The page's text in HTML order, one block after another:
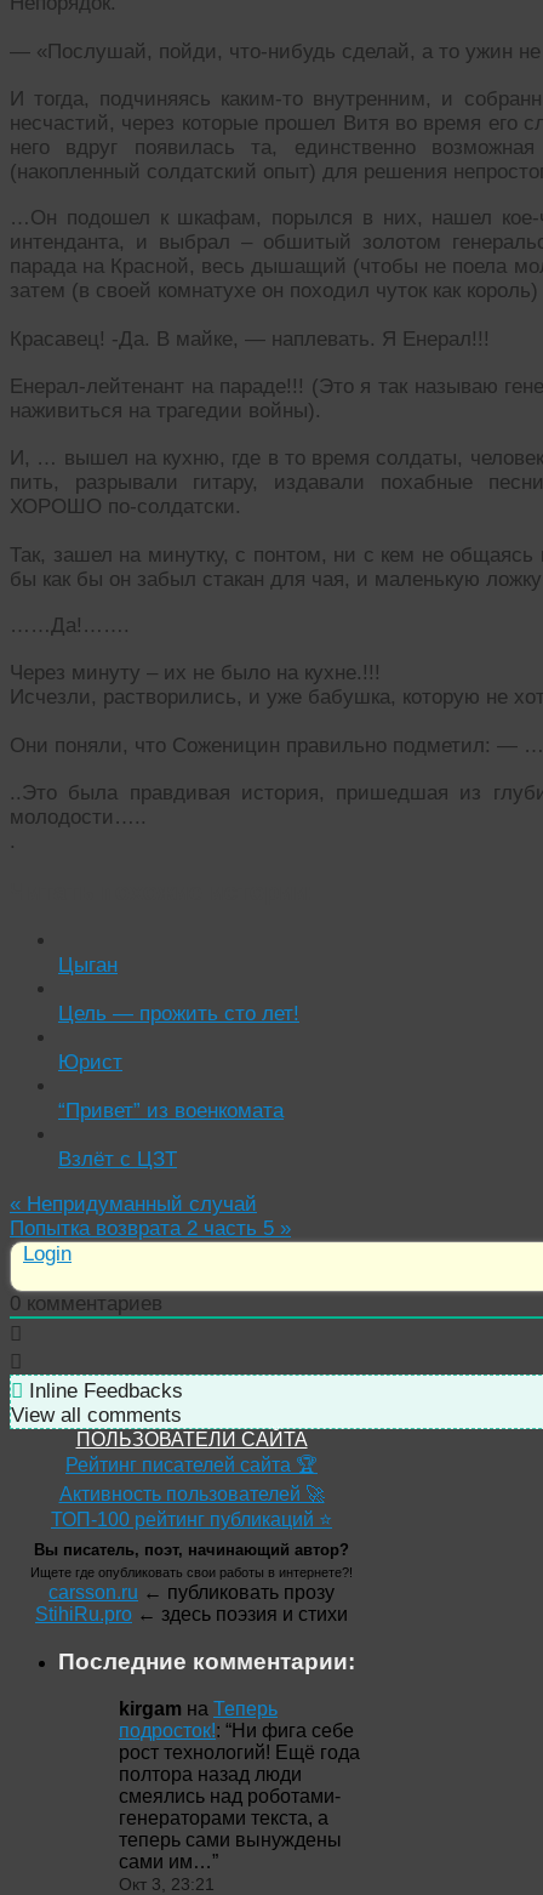
— «Послушай, пойди, что-нибудь сделай, а то ужин не
И тогда, подчиняясь каким-то внутренним, и
несчастий, через которые прошел Витя во время его
него вдруг появилась та, единственно
(накопленный солдатский опыт) для решения
…Он подошел к шкафам, порылся в них, нашел кое-
интенданта, и выбрал – обшитый золотом
парада на Красной, весь дышащий (чтобы не поела
затем (в своей комнатухе он походил чуток как
Красавец! -Да. В майке, — наплевать. Я Енерал!!!
Енерал-лейтенант на параде!!! (Это я так называю
наживиться на трагедии войны).
И, … вышел на кухню, где в то время солдаты,
пить, разрывали гитару, издавали похабные
ХОРОШО по-солдатски.
Так, зашел на минутку, с понтом, ни с кем не общаясь
бы как бы он забыл стакан для чая, и маленькую
……Да!…….
Через минуту – их не было на кухне.!!!
Исчезли, растворились, и уже бабушка, которую не
Они поняли, что Соженицин правильно подметил: — …
..Это была правдивая история, пришедшая из
молодости…..
.
Цыган
Цель — прожить сто лет!
Юрист
“Привет” из военкомата
Взлёт с ЦЗТ
« Непридуманный случай
Попытка возврата 2 часть 5 »
Login
0 комментариев
Inline Feedbacks
View all comments
ПОЛЬЗОВАТЕЛИ САЙТА
Рейтинг писателей сайта 🏆
Активность пользователей 🚀
ТОП-100 рейтинг публикаций ⭐
Вы писатель, поэт, начинающий автор?
Ищете где опубликовать свои работы в интернете?!
carsson.ru ← публиковать прозу
StihiRu.pro ← здесь поэзия и стихи
Последние комментарии:
kirgam на Теперь
подросток!: “Ни фига себе
рост технологий! Ещё года
полтора назад люди
смеялись над роботами-
генераторами текста, а
теперь сами вынуждены
сами им…”
Окт 3, 23:21